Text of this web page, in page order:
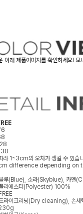
아래 제품이미지를 확인하세요! 모
라 1~3cm의 오차가 생길 수 있습
difference depending on
루(Blue), 소라(Skyblue), 카멜
리에스터(Polyester) 100%
라이크리닝(Dry cleaning), 손